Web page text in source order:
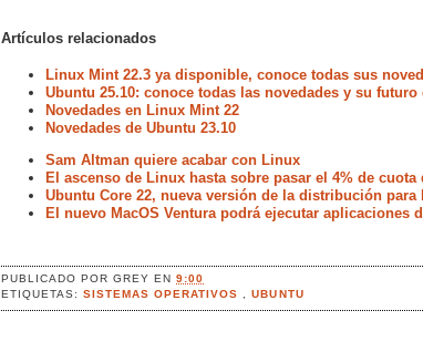
Artículos relacionados
Linux Mint 22.3 ya disponible, conoce todas sus
Ubuntu 25.10: conoce todas las novedades y su futuro
Novedades en Linux Mint 22
Novedades de Ubuntu 23.10
Sam Altman quiere acabar con Linux
El ascenso de Linux hasta sobre pasar el 4% de cuota
Ubuntu Core 22, nueva versión de la distribución para
El nuevo MacOS Ventura podrá ejecutar aplicaciones
PUBLICADO PORGREYEN9:00
ETIQUETAS:SISTEMAS OPERATIVOS ,UBUNTU